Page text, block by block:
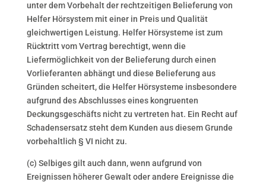
unter dem Vorbehalt der rechtzeitigen Belieferung von
Helfer Hörsystem mit einer in Preis und Qualität
gleichwertigen Leistung. Helfer Hörsysteme ist zum
Rücktritt vom Vertrag berechtigt, wenn die
Liefermöglichkeit von der Belieferung durch einen
Vorlieferanten abhängt und diese Belieferung aus
Gründen scheitert, die Helfer Hörsysteme insbesondere
aufgrund des Abschlusses eines kongruenten
Deckungsgeschäfts nicht zu vertreten hat. Ein Recht auf
Schadensersatz steht dem Kunden aus diesem Grunde
vorbehaltlich § VI nicht zu.
(c) Selbiges gilt auch dann, wenn aufgrund von
Ereignissen höherer Gewalt oder andere Ereignisse die